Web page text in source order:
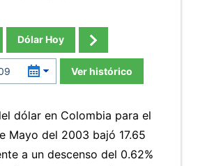
Dólar Hoy
Ver histórico
dólar en Colombia para el
Mayo del 2003 bajó 17.65
a un descenso del 0.62%